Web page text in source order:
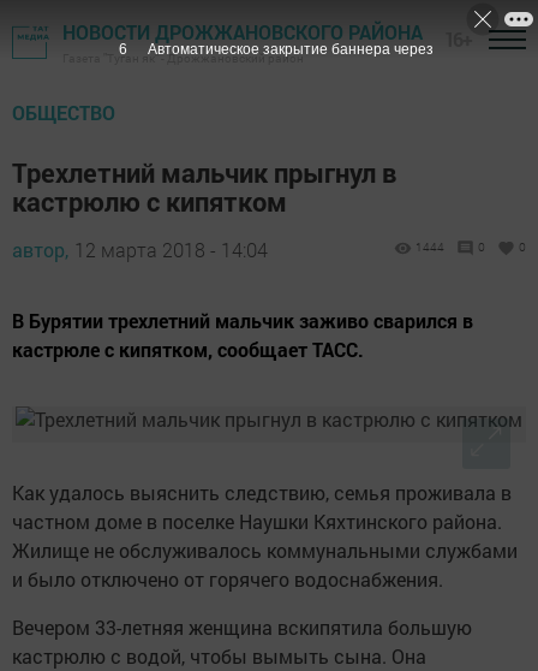
НОВОСТИ ДРОЖЖАНОВСКОГО РАЙОНА
Газета "Туган як" - Дрожжановский район
ОБЩЕСТВО
Трехлетний мальчик прыгнул в
кастрюлю с кипятком
автор, 12 марта 2018 - 14:04 1444 0 0
В Бурятии трехлетний мальчик заживо сварился в
кастрюле с кипятком, сообщает ТАСС.
Как удалось выяснить следствию, семья проживала в
частном доме в поселке Наушки Кяхтинского района.
Жилище не обслуживалось коммунальными службами
и было отключено от горячего водоснабжения.
Вечером 33-летняя женщина вскипятила большую
кастрюлю с водой, чтобы вымыть сына. Она
5 Автоматическое закрытие баннера через